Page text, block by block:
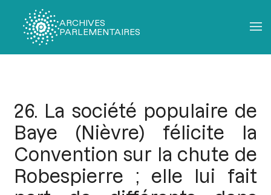
ARCHIVES
PARLEMENTAIRES
26. La société populaire de
Baye (Nièvre) félicite la
Convention sur la chute de
Robespierre ; elle lui fait